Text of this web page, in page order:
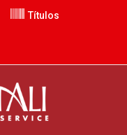
Títulos